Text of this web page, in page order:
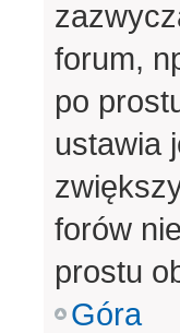
forum,
po
ustawia
forów
prostu
Góra